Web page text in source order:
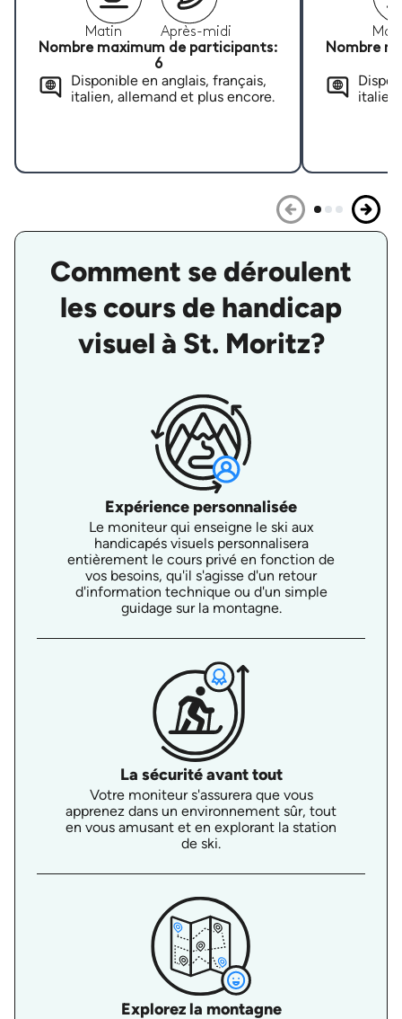
Matin
Après-midi
Nombre maximum de participants:
6
Disponible en anglais, français,
italien, allemand et plus encore.
Nombre
Comment se déroulent
les cours de handicap
visuel à St. Moritz?
Expérience personnalisée
Le moniteur qui enseigne le ski aux
handicapés visuels personnalisera
entièrement le cours privé en fonction de
vos besoins, qu'il s'agisse d'un retour
d'information technique ou d'un simple
guidage sur la montagne.
La sécurité avant tout
Votre moniteur s'assurera que vous
apprenez dans un environnement sûr, tout
en vous amusant et en explorant la station
de ski.
Explorez la montagne